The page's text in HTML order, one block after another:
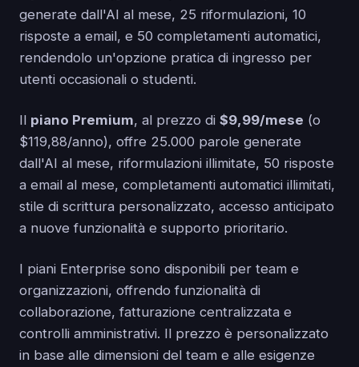
generate dall'AI al mese, 25 riformulazioni, 10
risposte a email, e 50 completamenti automatici,
rendendolo un'opzione pratica di ingresso per
utenti occasionali o studenti.
Il piano Premium, al prezzo di $9,99/mese (o
$119,88/anno), offre 25.000 parole generate
dall'AI al mese, riformulazioni illimitate, 50 risposte
a email al mese, completamenti automatici illimitati,
stile di scrittura personalizzato, accesso anticipato
a nuove funzionalità e supporto prioritario.
I piani Enterprise sono disponibili per team e
organizzazioni, offrendo funzionalità di
collaborazione, fatturazione centralizzata e
controlli amministrativi. Il prezzo è personalizzato
in base alle dimensioni del team e alle esigenze